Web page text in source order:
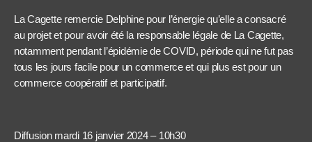
La Cagette remercie Delphine pour l’énergie qu’elle a consacré
au projet et pour avoir été la responsable légale de La Cagette,
notamment pendant l’épidémie de COVID, période qui ne fut pas
tous les jours facile pour un commerce et qui plus est pour un
commerce coopératif et participatif.
Diffusion mardi 16 janvier 2024 – 10h30